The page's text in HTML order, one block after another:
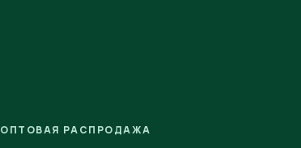
ОПТОВАЯ РАСПРОДАЖА